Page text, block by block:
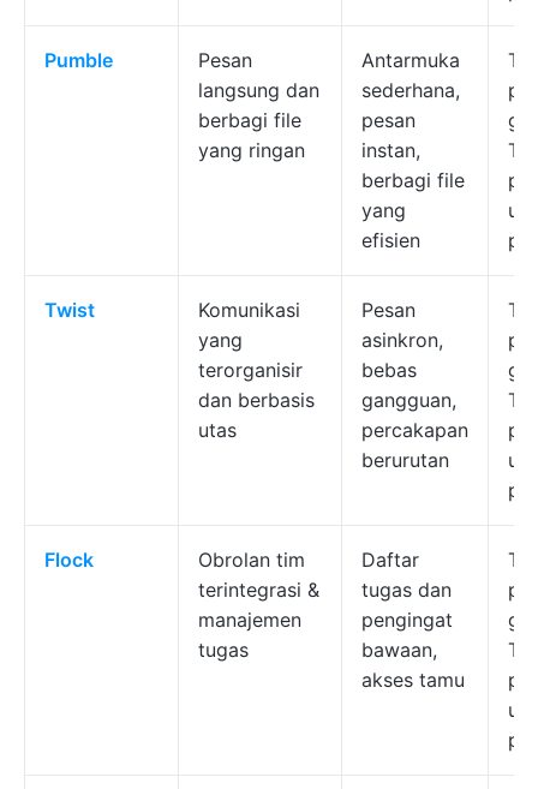
Pumble
Pesan
langsung dan
berbagi file
yang ringan
Antarmuka
sederhana,
pesan
instan,
berbagi file
yang
efisien
Twist
Komunikasi
yang
terorganisir
dan berbasis
utas
Pesan
asinkron,
bebas
gangguan,
percakapan
berurutan
Flock
Obrolan tim
terintegrasi &
manajemen
tugas
Daftar
tugas dan
pengingat
bawaan,
akses tamu